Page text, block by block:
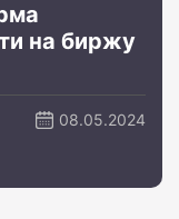
на биржу
08.05.2024